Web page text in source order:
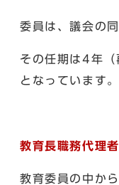
委員は、議会の
その任期は4年（
となっています。
教育長職務代理者
教育委員の中か